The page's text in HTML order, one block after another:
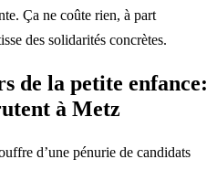
Ça ne coûte rien, à part
des solidarités concrètes.
de la petite enfance:
à Metz
d’une pénurie de candidats